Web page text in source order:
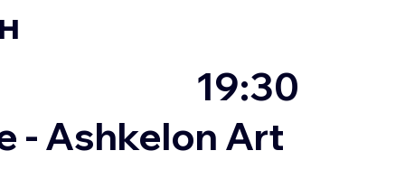
- Ashkelon Art
19:30